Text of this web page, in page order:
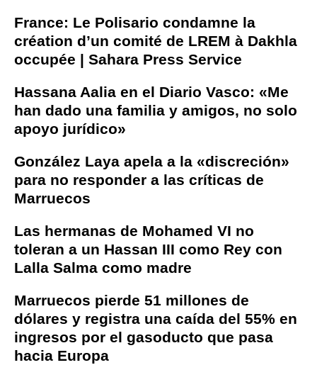
France: Le Polisario condamne la
création d’un comité de LREM à Dakhla
occupée | Sahara Press Service
Hassana Aalia en el Diario Vasco: «Me
han dado una familia y amigos, no solo
apoyo jurídico»
González Laya apela a la «discreción»
para no responder a las críticas de
Marruecos
Las hermanas de Mohamed VI no
toleran a un Hassan III como Rey con
Lalla Salma como madre
Marruecos pierde 51 millones de
dólares y registra una caída del 55% en
ingresos por el gasoducto que pasa
hacia Europa